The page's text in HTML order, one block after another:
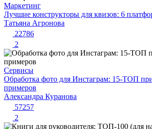
Маркетинг
Лучшие конструкторы для квизов: 6
Татьяна Агронова
22786
2
Сервисы
Обработка фото для Инстаграм: 15-ТОП
примеров
Александра Куранова
57257
2